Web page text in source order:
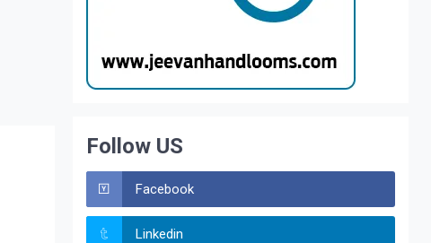
Follow US
Facebook
Linkedin